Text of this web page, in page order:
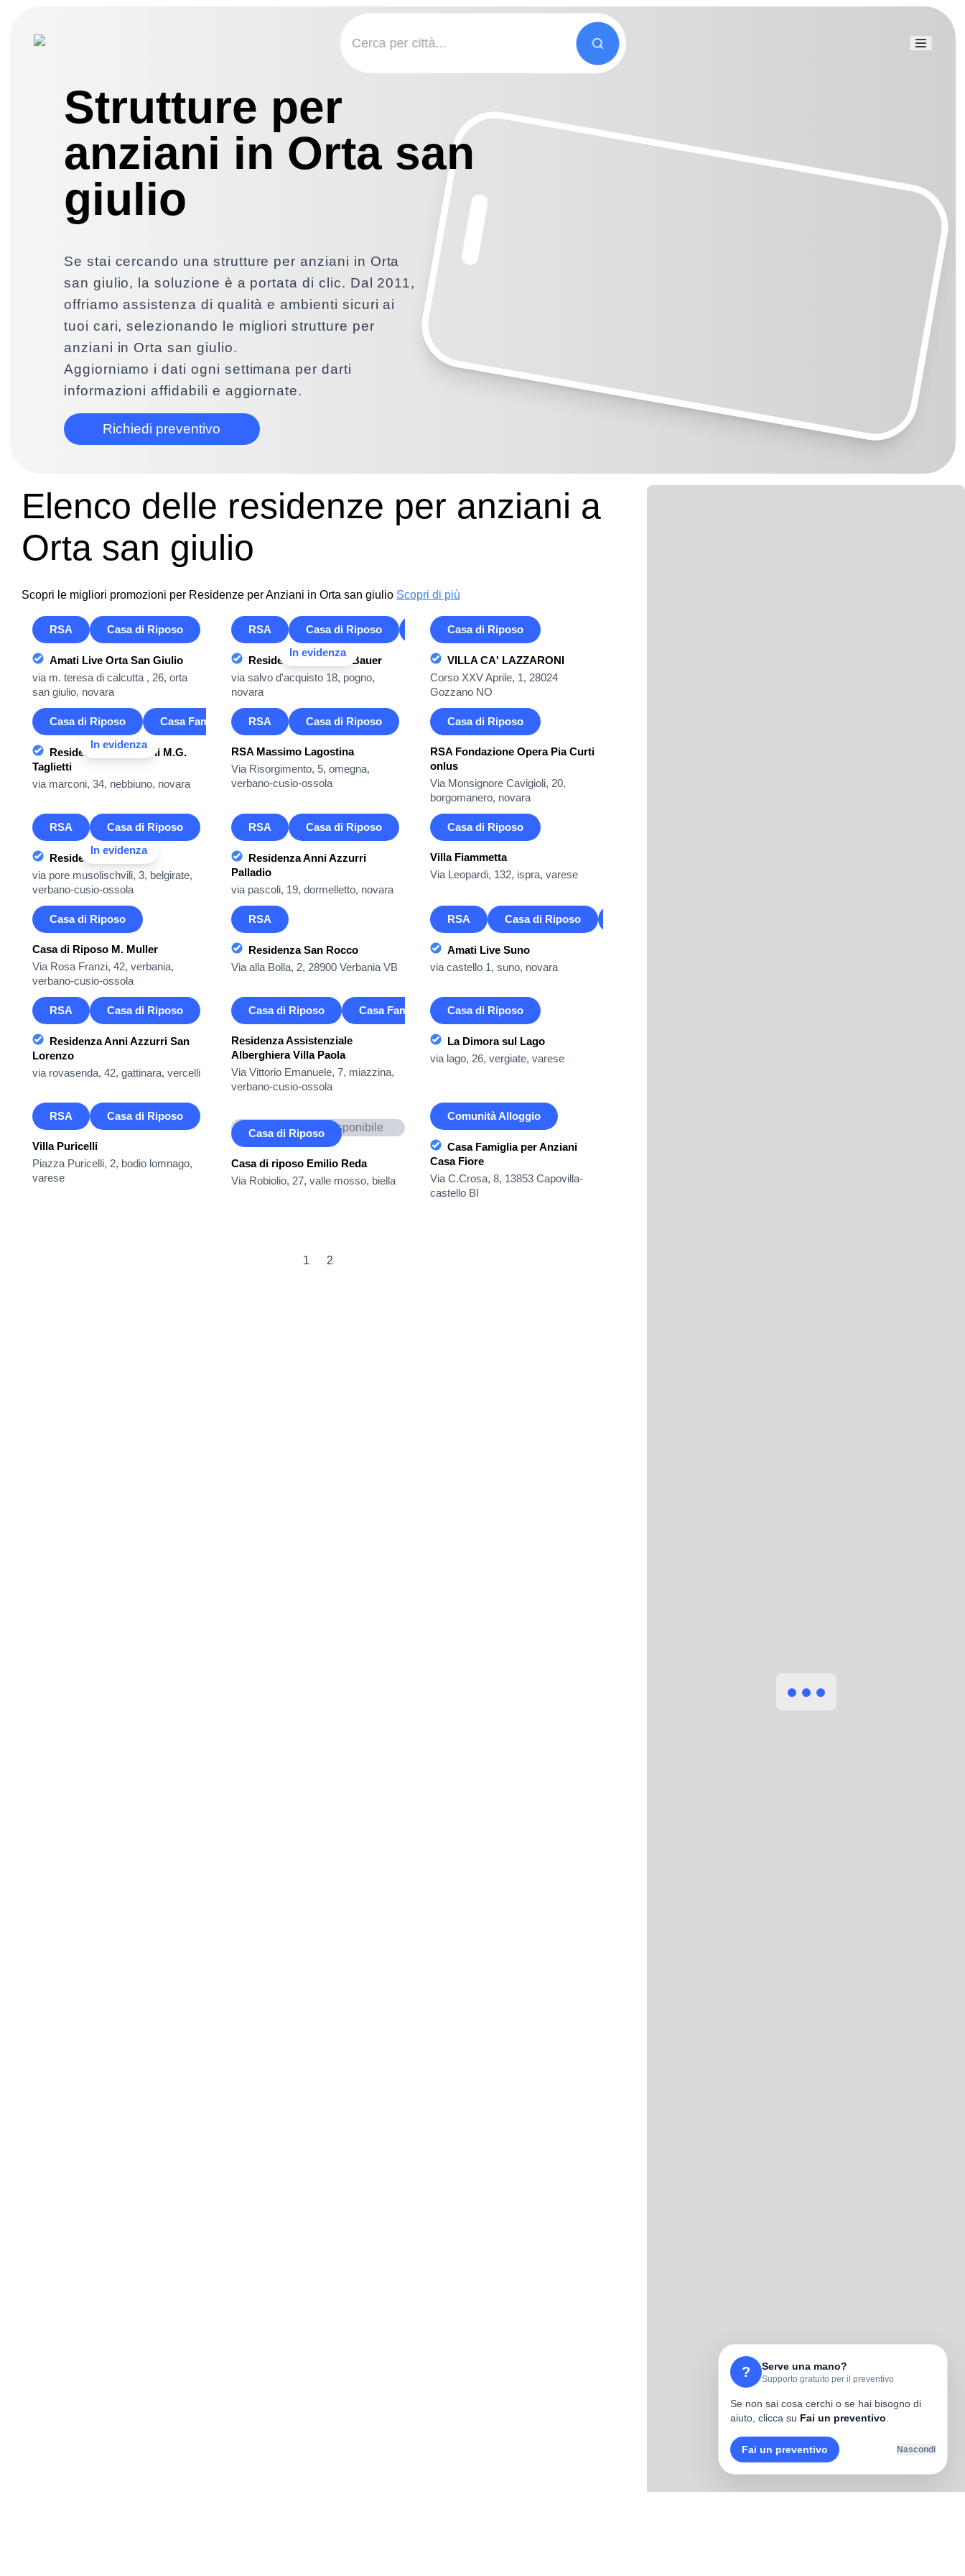
Link
Strutture per
anziani in Orta san
giulio
Se stai cercando una strutture per anziani in Orta
san giulio, la soluzione è a portata di clic. Dal 2011,
offriamo assistenza di qualità e ambienti sicuri ai
tuoi cari, selezionando le migliori strutture per
anziani in Orta san giulio.
Aggiorniamo i dati ogni settimana per darti
informazioni affidabili e aggiornate.
Richiedi preventivo
Elenco delle residenze per anziani a
Orta san giulio
Scopri le migliori promozioni per Residenze per Anziani in Orta san giulio Scopri di più
RSA Casa di Riposo
Amati Live Orta San Giulio
via m. teresa di calcutta , 26, orta
san giulio, novara
In evidenza
RSA Casa di Riposo Casa Famiglia
Residenza Riccardo Bauer
via salvo d'acquisto 18, pogno,
novara
Casa di Riposo
VILLA CA' LAZZARONI
Corso XXV Aprile, 1, 28024
Gozzano NO
In evidenza
Casa di Riposo Casa Famiglia
Residenza per anziani M.G.
Taglietti
via marconi, 34, nebbiuno, novara
RSA Casa di Riposo
RSA Massimo Lagostina
Via Risorgimento, 5, omegna,
verbano-cusio-ossola
Casa di Riposo
RSA Fondazione Opera Pia Curti
onlus
Via Monsignore Cavigioli, 20,
borgomanero, novara
In evidenza
RSA Casa di Riposo
Residenza Arcadia
via pore musolischvili, 3, belgirate,
verbano-cusio-ossola
RSA Casa di Riposo
Residenza Anni Azzurri
Palladio
via pascoli, 19, dormelletto, novara
Casa di Riposo
Villa Fiammetta
Via Leopardi, 132, ispra, varese
Casa di Riposo
Casa di Riposo M. Muller
Via Rosa Franzi, 42, verbania,
verbano-cusio-ossola
RSA
Residenza San Rocco
Via alla Bolla, 2, 28900 Verbania VB
RSA Casa di Riposo
Amati Live Suno
via castello 1, suno, novara
RSA Casa di Riposo
Residenza Anni Azzurri San
Lorenzo
via rovasenda, 42, gattinara, vercelli
Casa di Riposo Casa Famiglia
Residenza Assistenziale
Alberghiera Villa Paola
Via Vittorio Emanuele, 7, miazzina,
verbano-cusio-ossola
Casa di Riposo
La Dimora sul Lago
via lago, 26, vergiate, varese
RSA Casa di Riposo
Villa Puricelli
Piazza Puricelli, 2, bodio lomnago,
varese
Immagine non disponibile
Casa di Riposo
Casa di riposo Emilio Reda
Via Robiolio, 27, valle mosso, biella
Comunità Alloggio
Casa Famiglia per Anziani
Casa Fiore
Via C.Crosa, 8, 13853 Capovilla-
castello BI
1 2
? Serve una mano?
Supporto gratuito per il preventivo
Se non sai cosa cerchi o se hai bisogno di
aiuto, clicca su Fai un preventivo
Fai un preventivo Nascondi